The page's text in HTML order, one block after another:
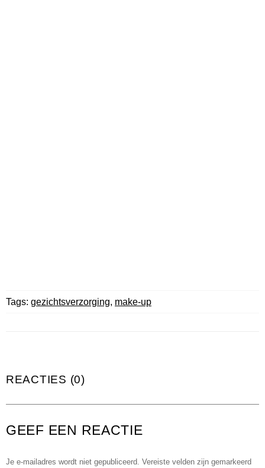
Tags: gezichtsverzorging, make-up
REACTIES (0)
GEEF EEN REACTIE
Je e-mailadres wordt niet gepubliceerd. Vereiste velden zijn gemarkeerd